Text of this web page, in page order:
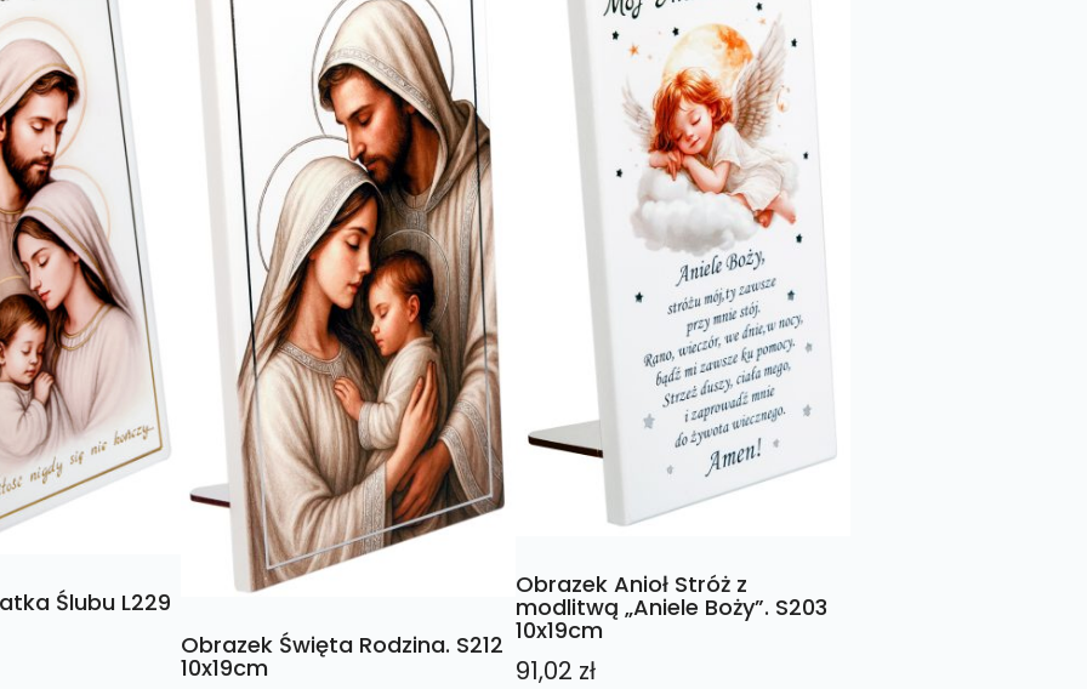
Ślubu L229
Obrazek Święta Rodzina. S212
10x19cm
Obrazek Anioł Stróż z
modlitwą „Aniele Boży”. S203
10x19cm
91,02 zł